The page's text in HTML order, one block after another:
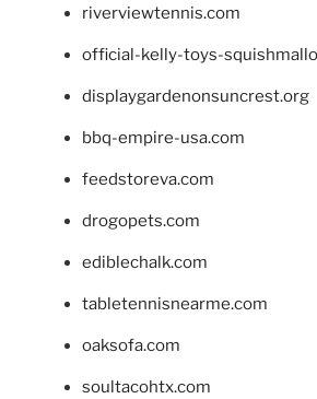
riverviewtennis.com
official-kelly-toys-
displaygardenonsuncrest.org
bbq-empire-usa.com
feedstoreva.com
drogopets.com
ediblechalk.com
tabletennisnearme.com
oaksofa.com
soultacohtx.com